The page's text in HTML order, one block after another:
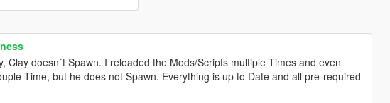
Clay doesn´t Spawn. I reloaded the Mods/Scripts multiple Times and even
Time, but he does not Spawn. Everything is up to Date and all pre-required